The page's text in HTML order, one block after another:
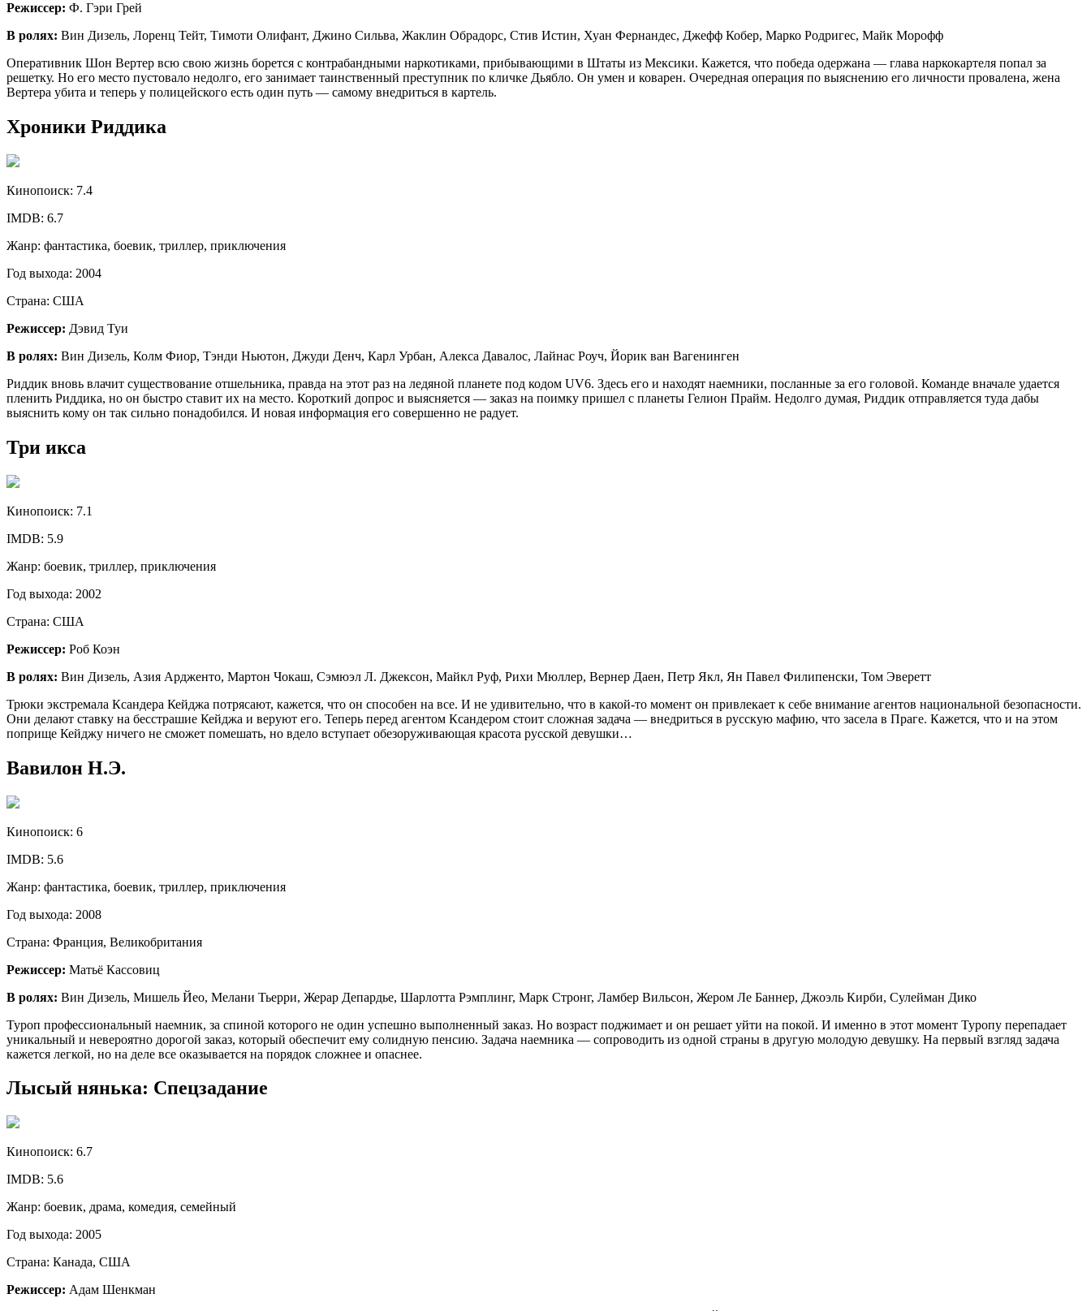
Режиссер: Ф. Гэри Грей
В ролях: Вин Дизель, Лоренц Тейт, Тимоти Олифант, Джино Сильва, Жаклин Обрадорс, Стив Истин, Хуан Фернандес, Джефф Кобер, Марко Родригес, Майк Морофф
Оперативник Шон Вертер всю свою жизнь борется с контрабандными наркотиками, прибывающими в Штаты из Мексики. Кажется, что победа одержана — глава наркокартеля попал за
решетку. Но его место пустовало недолго, его занимает таинственный преступник по кличке Дьябло. Он умен и коварен. Очередная операция по выяснению его личности провалена, жена
Вертера убита и теперь у полицейского есть один путь — самому внедриться в картель.
Хроники Риддика
Кинопоиск: 7.4
IMDB: 6.7
Жанр: фантастика, боевик, триллер, приключения
Год выхода: 2004
Страна: США
Режиссер: Дэвид Туи
В ролях: Вин Дизель, Колм Фиор, Тэнди Ньютон, Джуди Денч, Карл Урбан, Алекса Давалос, Лайнас Роуч, Йорик ван Вагенинген
Риддик вновь влачит существование отшельника, правда на этот раз на ледяной планете под кодом UV6. Здесь его и находят наемники, посланные за его головой. Команде вначале удается
пленить Риддика, но он быстро ставит их на место. Короткий допрос и выясняется — заказ на поимку пришел с планеты Гелион Прайм. Недолго думая, Риддик отправляется туда дабы
выяснить кому он так сильно понадобился. И новая информация его совершенно не радует.
Три икса
Кинопоиск: 7.1
IMDB: 5.9
Жанр: боевик, триллер, приключения
Год выхода: 2002
Страна: США
Режиссер: Роб Коэн
В ролях: Вин Дизель, Азия Ардженто, Мартон Чокаш, Сэмюэл Л. Джексон, Майкл Руф, Рихи Мюллер, Вернер Даен, Петр Якл, Ян Павел Филипенски, Том Эверетт
Трюки экстремала Ксандера Кейджа потрясают, кажется, что он способен на все. И не удивительно, что в какой-то момент он привлекает к себе внимание агентов национальной безопасности.
Они делают ставку на бесстрашие Кейджа и веруют его. Теперь перед агентом Ксандером стоит сложная задача — внедриться в русскую мафию, что засела в Праге. Кажется, что и на этом
поприще Кейджу ничего не сможет помешать, но вдело вступает обезоруживающая красота русской девушки…
Вавилон Н.Э.
Кинопоиск: 6
IMDB: 5.6
Жанр: фантастика, боевик, триллер, приключения
Год выхода: 2008
Страна: Франция, Великобритания
Режиссер: Матьё Кассовиц
В ролях: Вин Дизель, Мишель Йео, Мелани Тьерри, Жерар Депардье, Шарлотта Рэмплинг, Марк Стронг, Ламбер Вильсон, Жером Ле Баннер, Джоэль Кирби, Сулейман Дико
Туроп профессиональный наемник, за спиной которого не один успешно выполненный заказ. Но возраст поджимает и он решает уйти на покой. И именно в этот момент Туропу перепадает
уникальный и невероятно дорогой заказ, который обеспечит ему солидную пенсию. Задача наемника — сопроводить из одной страны в другую молодую девушку. На первый взгляд задача
кажется легкой, но на деле все оказывается на порядок сложнее и опаснее.
Лысый нянька: Спецзадание
Кинопоиск: 6.7
IMDB: 5.6
Жанр: боевик, драма, комедия, семейный
Год выхода: 2005
Страна: Канада, США
Режиссер: Адам Шенкман